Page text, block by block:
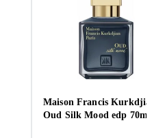
Maison Francis
Oud Silk Mood edp 70ml